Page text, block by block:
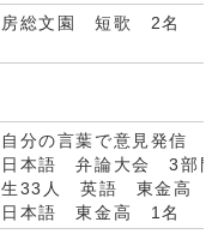
房総文園 短歌 2名
自分の言葉で意見発信
日本語 弁論大会 3部門
生33人 英語 東金
日本語 東金高 1名